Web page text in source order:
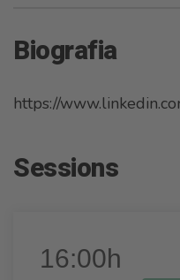
Biografia
https://
Sessions
16:00h